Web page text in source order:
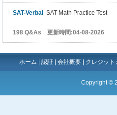
SAT-Verbal SAT-Math Practice Test
198 Q&As 更新時間:04-08-2026
ホーム 認証 会社概要 クレジッ
Copyright ©